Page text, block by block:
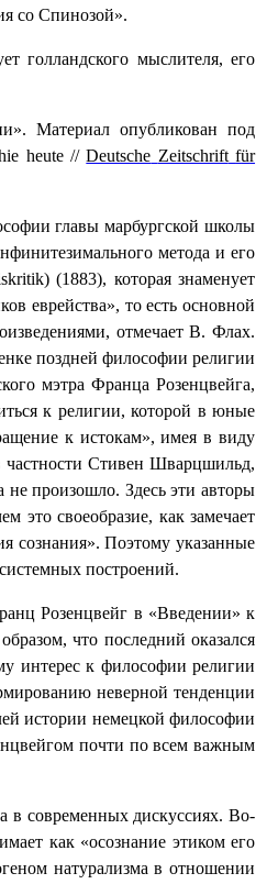
со Спинозой».
голландского мыслителя, его
Материал опубликован под
heute//Deutsche Zeitschrift für
главы марбургской школы
метода и его
) (1883), которая знаменует
еврейства», то есть основной
отмечает В. Флах.
поздней философии религии
мэтра Франца Розенцвейга,
к религии, которой в юные
к истокам», имея в виду
частности Стивен Шварцшильд,
произошло. Здесь эти авторы
это своеобразие, как замечает
сознания».Поэтому указанные
построений.
Розенцвейг в «Введении» к
что последний оказался
интерес к философии религии
неверной тенденции
истории немецкой философии
почти по всем важным
в современных дискуссиях. Во-
как «осознание этиком его
натурализма в отношении